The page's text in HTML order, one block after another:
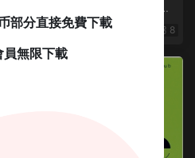
日本設計大師研究室：定義當下
の15人，讀專訪＋看作品＋去旅
ndPoints 原點
654 7 8
部分直接免費下載
員無限下載